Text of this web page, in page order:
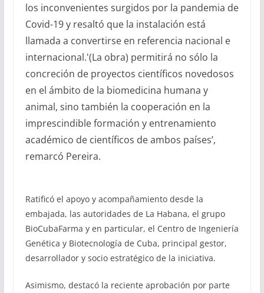
los inconvenientes surgidos por la pandemia de
Covid-19 y resaltó que la instalación está
llamada a convertirse en referencia nacional e
internacional.'(La obra) permitirá no sólo la
concreción de proyectos científicos novedosos
en el ámbito de la biomedicina humana y
animal, sino también la cooperación en la
imprescindible formación y entrenamiento
académico de científicos de ambos países’,
remarcó Pereira.
Ratificó el apoyo y acompañamiento desde la
embajada, las autoridades de La Habana, el grupo
BioCubaFarma y en particular, el Centro de Ingeniería
Genética y Biotecnología de Cuba, principal gestor,
desarrollador y socio estratégico de la iniciativa.
Asimismo, destacó la reciente aprobación por parte